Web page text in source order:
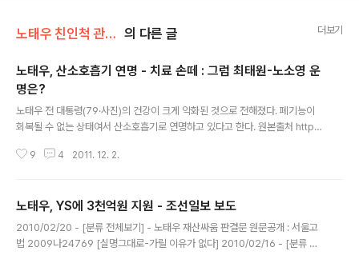
노태우 친인척 관련서류 의 다른 글 더보기
노태우, 산소호흡기 연명 - 치료 손떼 : 그럼 최태원-노소영 운
명은?
노태우 전 대통령(79·사진)의 건강이 크게 악화된 것으로 전해졌다. 폐기능이
회복될 수 없는 상태여서 산소호흡기로 연명하고 있다고 한다. 원본출처 http://
서울대병원 관계자에 따르면 노 전 대통령은 폐렴과 천식 증세로 9월 27일부터
로 호흡을 돕는 것 외에 사실상 다른 치료에서 손을 뗀 상태다. 병원 관계자는
“의료진이 할 수 있는 치료를 다 해봤지만 폐 기능이 이미 회복될 수 없는 단계
까지 갔다”며 “연명 치료 이외에 할 수 있는 치료가 더는 없어 지..
9 4 2011. 12. 2.
노태우, YS에 3천억원 지원 - 조선일보 보도
2010/02/20 - [분류 전체보기] - 노태우 재산싸움 판결문 원문공개 : 서울고
법 2009나24769 [실명그대로-가릴 이유가 없다] 2010/02/16 - [분류 전